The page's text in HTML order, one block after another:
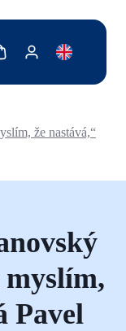
for reader
košík
Zobrazit můj účet
že nastává,“
Pavel